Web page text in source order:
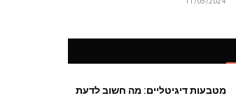
מטבעות דיגיטליים: מה חשוב לדעת